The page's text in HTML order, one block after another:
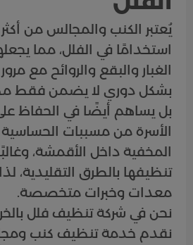
يُعتبر الكنب والمجالس من
استخدامًا في الفلل، مما
الغبار والبقع والروائح مع
بشكل دوري لا يضمن فقط
بل يساهم أيضًا في الحفاظ
الأسرة من مسببات الحساسية
المخفية داخل الأقمشة،
تنظيفها بالطرق التقليدية،
معدات وخبرات متخصصة.
نقدم خدمة تنظيف كنب